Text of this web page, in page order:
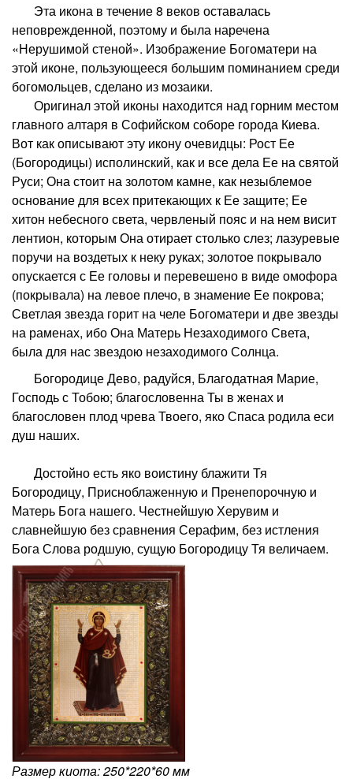
Эта икона в течение 8 веков оставалась
неповрежденной, поэтому и была наречена
«Нерушимой стеной». Изображение Богоматери на
этой иконе, пользующееся большим поминанием среди
богомольцев, сделано из мозаики.
Оригинал этой иконы находится над горним местом
главного алтаря в Софийском соборе города Киева.
Вот как описывают эту икону очевидцы: Рост Ее
(Богородицы) исполинский, как и все дела Ее на святой
Руси; Она стоит на золотом камне, как незыблемое
основание для всех притекающих к Ее защите; Ее
хитон небесного света, червленый пояс и на нем висит
лентион, которым Она отирает столько слез; лазуревые
поручи на воздетых к неку руках; золотое покрывало
опускается с Ее головы и перевешено в виде омофора
(покрывала) на левое плечо, в знамение Ее покрова;
Светлая звезда горит на челе Богоматери и две звезды
на раменах, ибо Она Матерь Незаходимого Света,
была для нас звездою незаходимого Солнца.
Богородице Дево, радуйся, Благодатная Марие,
Господь с Тобою; благословенна Ты в женах и
благословен плод чрева Твоего, яко Спаса родила еси
душ наших.
Достойно есть яко воистину блажити Тя
Богородицу, Присноблаженную и Пренепорочную и
Матерь Бога нашего. Честнейшую Херувим и
славнейшую без сравнения Серафим, без истления
Бога Слова родшую, сущую Богородицу Тя величаем.
Размер киота: 250*220*60 мм